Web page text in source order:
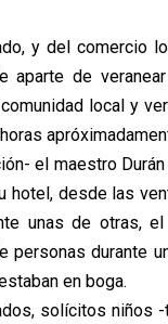
y del comercio
aparte de
local y
el maestro
hotel, desde las
unas de otras,
durante
en boga.
solícitos niños